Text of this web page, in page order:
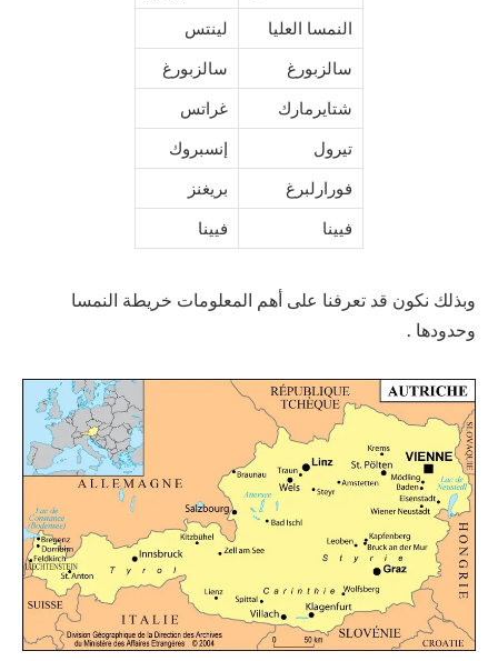
النمسا العليا لينتس
سالزبورغ سالزبورغ
شتايرمارك غراتس
تيرول إنسبروك
فورارلبرغ بريغنز
فيينا فيينا
وبذلك نكون قد تعرفنا على أهم المعلومات خريطة النمسا
وحدودها .